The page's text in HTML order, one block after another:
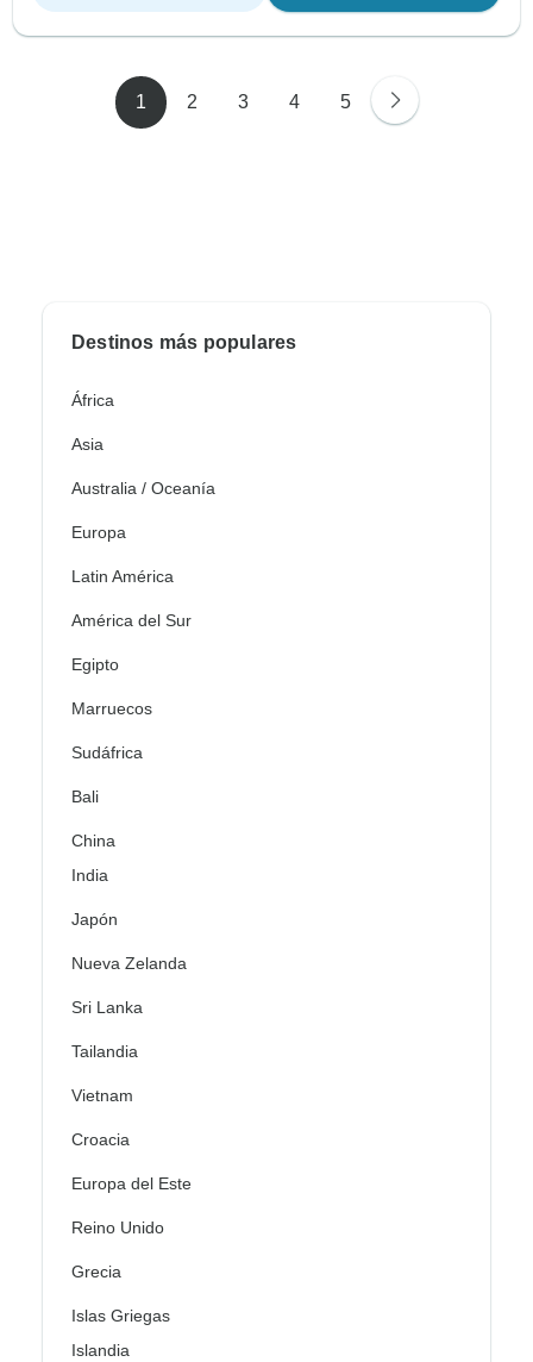
1 2 3 4 5
Destinos más populares
África
Asia
Australia / Oceanía
Europa
Latin América
América del Sur
Egipto
Marruecos
Sudáfrica
Bali
China
India
Japón
Nueva Zelanda
Sri Lanka
Tailandia
Vietnam
Croacia
Europa del Este
Reino Unido
Grecia
Islas Griegas
Islandia